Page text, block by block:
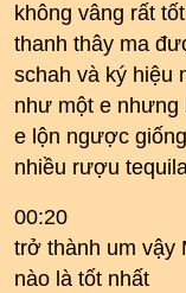
không vâng rất
thanh thây ma
schah và ký hiệu
như một e
e lộn ngược
nhiều rượu
00:20
trở thành um vậy
nào là tốt nhất